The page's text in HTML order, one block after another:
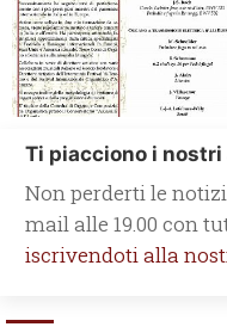
Ti piacciono i
Non perderti le
mail alle 19.00 con
iscrivendoti alla